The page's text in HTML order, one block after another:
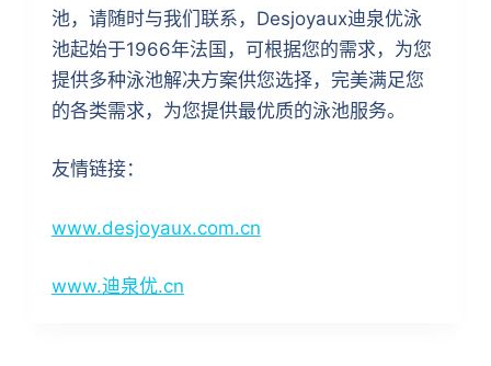
池，请随时与我们联系，Desjoyaux迪泉优泳
池起始于1966年法国，可根据您的需求，为您
提供多种泳池解决方案供您选择，完美满足您
的各类需求，为您提供最优质的泳池服务。
友情链接：
www.desjoyaux.com.cn
www.迪泉优.cn